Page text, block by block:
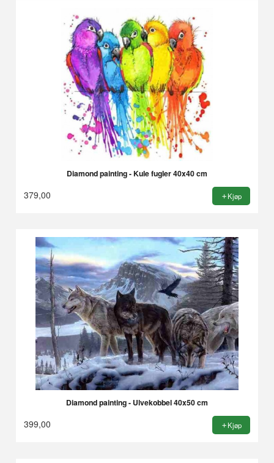
Diamond painting - Kule fugler 40x40 cm
379,00 Kjøp
Diamond painting - Ulvekobbel 40x50 cm
399,00 Kjøp